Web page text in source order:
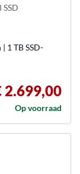
1 TB SSD-
2.699,00
Op voorraad